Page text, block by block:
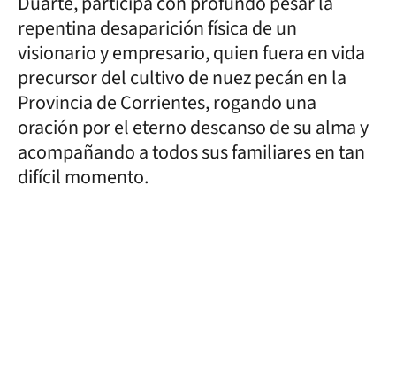
repentina desaparición física de un
visionario y empresario, quien fuera en vida
precursor del cultivo de nuez pecán en la
Provincia de Corrientes, rogando una
oración por el eterno descanso de su alma y
acompañando a todos sus familiares en tan
difícil momento.